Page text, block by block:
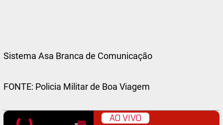
Sistema Asa Branca de Comunicação
FONTE: Policia Militar de Boa Viagem
AO VIVO